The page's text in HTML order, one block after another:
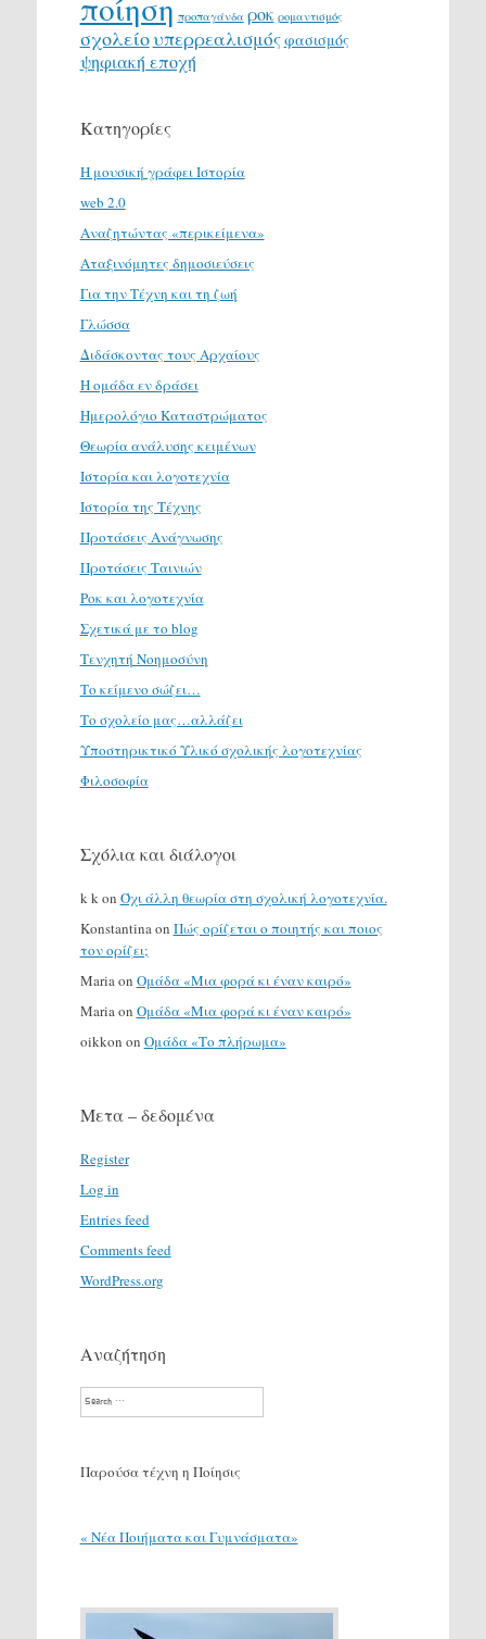
προπαγάνδα ροκ ρομαντισμός
σχολείουπερρεαλισμόςφασισμός
ψηφιακή εποχή
Κατηγορίες
H μουσική γράφει Ιστορία
web 2.0
Αναζητώντας «περικείμενα»
Αταξινόμητες δημοσιεύσεις
Για την Τέχνη και τη ζωή
Γλώσσα
Διδάσκοντας τους Αρχαίους
Η ομάδα εν δράσει
Ημερολόγιο Καταστρώματος
Θεωρία ανάλυσης κειμένων
Ιστορία και λογοτεχνία
Ιστορία της Τέχνης
Προτάσεις Ανάγνωσης
Προτάσεις Ταινιών
Ροκ και λογοτεχνία
Σχετικά με το blog
Τενχητή Νοημοσύνη
Το κείμενο σώζει…
Το σχολείο μας…αλλάζει
Υποστηρικτικό Υλικό σχολικής λογοτεχνίας
Φιλοσοφία
Σχόλια και διάλογοι
k k on Όχι άλλη θεωρία στη σχολική λογοτεχνία.
Konstantina on Πώς ορίζεται ο ποιητής και ποιος
τον ορίζει;
Maria on Ομάδα «Μια φορά κι έναν καιρό»
Maria on Ομάδα «Μια φορά κι έναν καιρό»
oikkon on Ομάδα «Το πλήρωμα»
Μετα – δεδομένα
Register
Log in
Entries feed
Comments feed
WordPress.org
Αναζήτηση
Search
Παρούσα τέχνη η Ποίησις
« Νέα Ποιήματα και Γυμνάσματα»